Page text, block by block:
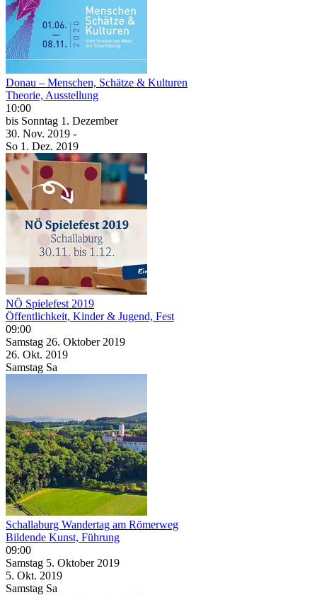
Donau – Menschen, Schätze & Kulturen
Theorie, Ausstellung
10:00
bis Sonntag 1. Dezember
30. Nov. 2019 -
So 1. Dez. 2019
NÖ Spielefest 2019
Öffentlichkeit, Kinder & Jugend, Fest
09:00
Samstag 26. Oktober 2019
26. Okt. 2019
Samstag Sa
Schallaburg Wandertag am Römerweg
Bildende Kunst, Führung
09:00
Samstag 5. Oktober 2019
5. Okt. 2019
Samstag Sa